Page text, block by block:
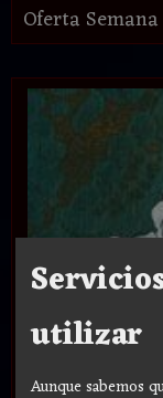
Oferta
utilizar
Aunque sabemos